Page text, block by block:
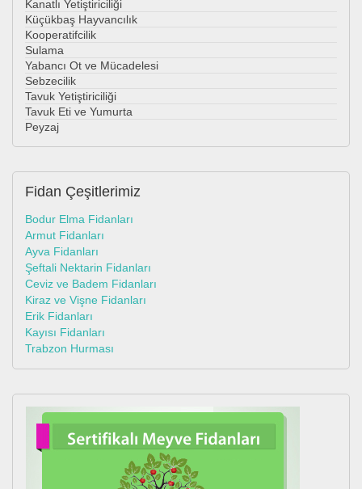
Kanatlı Yetiştiriciliği
Küçükbaş Hayvancılık
Kooperatifcilik
Sulama
Yabancı Ot ve Mücadelesi
Sebzecilik
Tavuk Yetiştiriciliği
Tavuk Eti ve Yumurta
Peyzaj
Fidan Çeşitlerimiz
Bodur Elma Fidanları
Armut Fidanları
Ayva Fidanları
Şeftali Nektarin Fidanları
Ceviz ve Badem Fidanları
Kiraz ve Vişne Fidanları
Erik Fidanları
Kayısı Fidanları
Trabzon Hurması